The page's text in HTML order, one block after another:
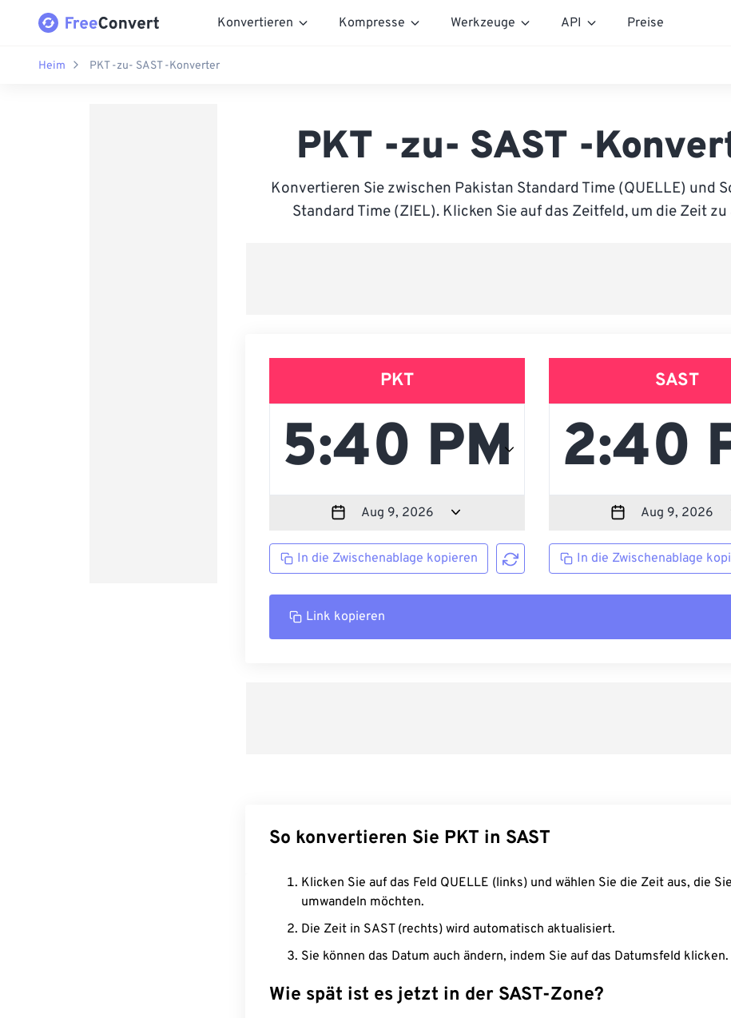
Konvertieren Kompresse Werkzeuge API Preise
Heim PKT -zu- SAST -Konverter
PKT -zu- SAST -
Konvertieren Sie zwischen Pakistan Standard Time (QUELLE) und
Standard Time (ZIEL). Klicken Sie auf das Zeitfeld, um die Zeit
PKT
In die Zwischenablage kopieren
SAST
In die Zwischenablage
Link kopieren
So konvertieren Sie PKT in SAST
Klicken Sie auf das Feld QUELLE (links) und wählen Sie die Zeit aus, die
umwandeln möchten.
Die Zeit in SAST (rechts) wird automatisch aktualisiert.
Sie können das Datum auch ändern, indem Sie auf das Datumsfeld klicken.
Wie spät ist es jetzt in der SAST-Zone?